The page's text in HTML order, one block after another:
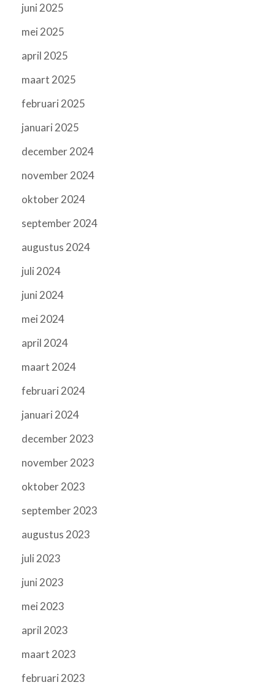
juni 2025
mei 2025
april 2025
maart 2025
februari 2025
januari 2025
december 2024
november 2024
oktober 2024
september 2024
augustus 2024
juli 2024
juni 2024
mei 2024
april 2024
maart 2024
februari 2024
januari 2024
december 2023
november 2023
oktober 2023
september 2023
augustus 2023
juli 2023
juni 2023
mei 2023
april 2023
maart 2023
februari 2023